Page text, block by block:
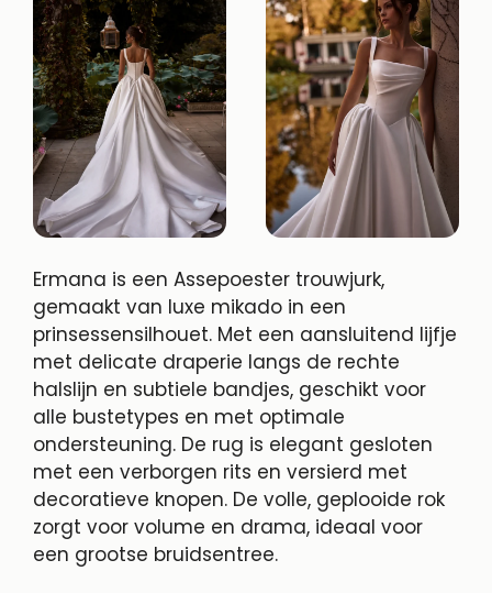
Ermana is een Assepoester trouwjurk,
gemaakt van luxe mikado in een
prinsessensilhouet. Met een aansluitend lijfje
met delicate draperie langs de rechte
halslijn en subtiele bandjes, geschikt voor
alle bustetypes en met optimale
ondersteuning. De rug is elegant gesloten
met een verborgen rits en versierd met
decoratieve knopen. De volle, geplooide rok
zorgt voor volume en drama, ideaal voor
een grootse bruidsentree.